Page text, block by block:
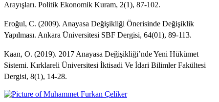
Arayışları. Politik Ekonomik Kuram, 2(1), 87-102.
Eroğul, C. (2009). Anayasa Değişikliği Önerisinde Değişiklik
Yapılması. Ankara Üniversitesi SBF Dergisi, 64(01), 89-113.
Kaan, O. (2019). 2017 Anayasa Değişikliği’nde Yeni Hükümet
Sistemi. Kırklareli Üniversitesi İktisadi Ve İdari Bilimler Fakültesi
Dergisi, 8(1), 14-28.